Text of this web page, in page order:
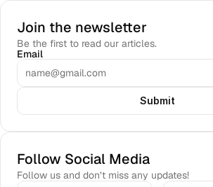
Join the newsletter
Be the first to read our articles.
Email
Submit
Follow Social Media
Follow us and don’t miss any updates!